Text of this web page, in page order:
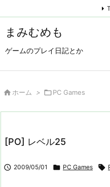
まみむめも
ゲームのプレイ日記とか
 ホーム > PC Games
[PO] レベル25
 2009/05/01  PC Games 